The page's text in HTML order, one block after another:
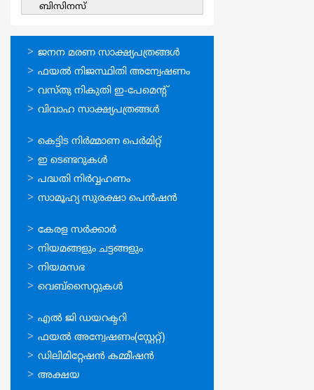
ബിസിനസ്‍
ഓണ്‍ലൈന്‍
സേവനങ്ങള്‍
ജനന മരണ സാക്ഷ്യപത്രങ്ങള്‍
ഫയല്‍ നിജസ്ഥിതി അന്വേഷണം
വസ്തു നികുതി ഇ-പേമെന്റ്
വിവാഹ സാക്ഷ്യപത്രങ്ങള്‍
ഓണ്‍ലൈന്‍
സേവനങ്ങള്‍
കെട്ടിട നിര്‍മ്മാണ പെര്‍മിറ്റ്‌
ഇ ടെണ്ടറുകള്‍
പദ്ധതി നിര്‍വ്വഹണം
സാമൂഹ്യ സുരക്ഷാ പെന്‍ഷന്‍
ഉപയോഗപ്രദമായ
കണ്ണികള്‍
കേരള സര്‍ക്കാര്‍
നിയമങ്ങളും ചട്ടങ്ങളും
നിയമസഭ
വെബ്സൈറ്റുകള്‍
ഉപയോഗപ്രദമായ
കണ്ണികള്‍
എല്‍ ജി ഡയറക്ടറി
ഫയല്‍ അന്വേഷണം(സ്റ്റേറ്റ്)
ഡിലിമിറ്റേഷന്‍ കമ്മീഷന്‍
അക്ഷയ